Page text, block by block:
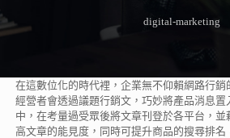
digital-marketing
在這數位化的時代裡，企業無不仰賴網路行
經營者會透過議題行銷文，巧妙將產品消息置
中，在考量過受眾後將文章刊登於各平台，
高文章的能見度，同時可提升商品的搜尋排名